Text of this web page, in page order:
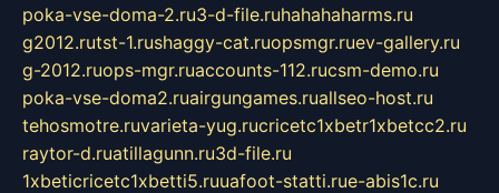
poka-vse-doma-2.ru3-d-file.ruhahahaharms.ru
g2012.rutst-1.rushaggy-cat.ruopsmgr.ruev-gallery.ru
g-2012.ruops-mgr.ruaccounts-112.rucsm-demo.ru
poka-vse-doma2.ruairgungames.ruallseo-host.ru
tehosmotre.ruvarieta-yug.rucricetc1xbetr1xbetcc2.ru
raytor-d.ruatillagunn.ru3d-file.ru
1xbeticricetc1xbetti5.ruuafoot-statti.rue-abis1c.ru